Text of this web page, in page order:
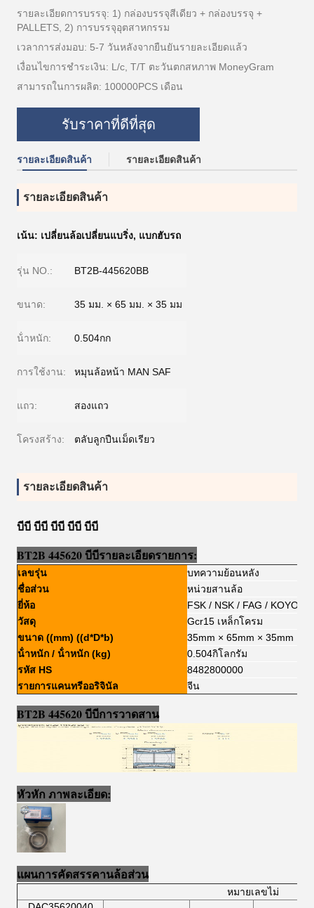
รายละเอียดการบรรจุ: 1) กล่องบรรจุสีเดียว + กล่องบรรจุ +
PALLETS, 2) การบรรจุอุตสาหกรรม
เวลาการส่งมอบ: 5-7 วันหลังจากยืนยันรายละเอียดแล้ว
เงื่อนไขการชำระเงิน: L/c, T/T ตะวันตกสหภาพ MoneyGram
สามารถในการผลิต: 100000PCS เดือน
รับราคาที่ดีที่สุด
รายละเอียดสินค้า รายละเอียดสินค้า
รายละเอียดสินค้า
เน้น: เปลี่ยนล้อเปลี่ยนแบริ่ง, แบกฮับรถ
รุ่น NO.: BT2B-445620BB
ขนาด: 35 มม. × 65 มม. × 35 มม
น้ําหนัก: 0.504กก
การใช้งาน: หมุนล้อหน้า MAN SAF
แถว: สองแถว
โครงสร้าง: ตลับลูกปืนเม็ดเรียว
รายละเอียดสินค้า
บีบี บีบี บีบี บีบี บีบี
BT2B 445620 บีบีรายละเอียดรายการ:
เลขรุ่น
บทความย้อนหลัง
ชื่อส่วน
หน่วยสานล้อ
ยี่ห้อ
FSK / NSK / FAG / KOYO /
วัสดุ
Gcr15 เหล็กโครม
ขนาด ((mm) ((d*D*b)
35mm × 65mm × 35mm
น้ําหนัก / น้ําหนัก (kg)
0.504กิโลกรัม
รหัส HS
8482800000
รายการแคนทรีออริจินัล
จีน
BT2B 445620 บีบีการวาดสาน
หัวหัก ภาพละเอียด:
แผนการคัดสรรคานล้อส่วน
หมายเลขไม่